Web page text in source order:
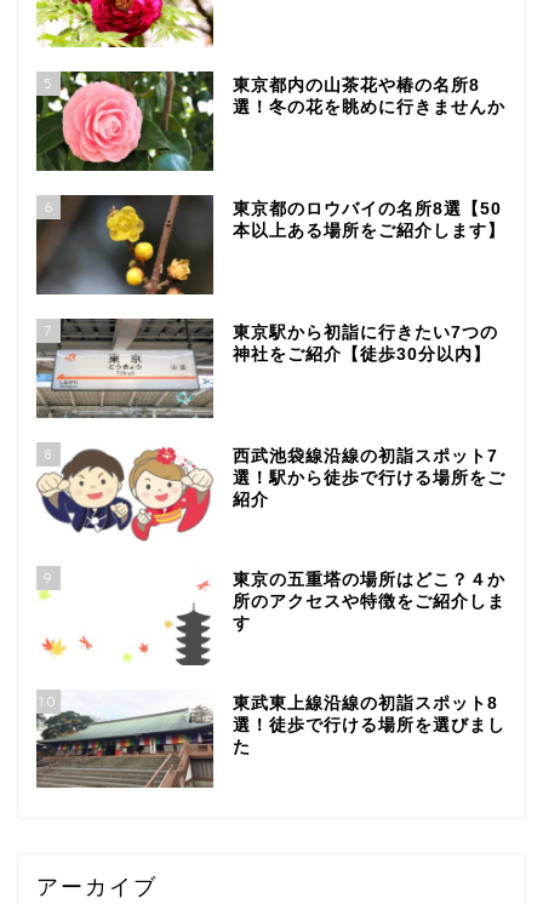
5
東京都内の山茶花や椿の名所8
選！冬の花を眺めに行きませんか
6
東京都のロウバイの名所8選【50
本以上ある場所をご紹介します】
7
東京駅から初詣に行きたい7つの
神社をご紹介【徒歩30分以内】
8
西武池袋線沿線の初詣スポット7
選！駅から徒歩で行ける場所をご
紹介
9
東京の五重塔の場所はどこ？４か
所のアクセスや特徴をご紹介しま
す
10
東武東上線沿線の初詣スポット8
選！徒歩で行ける場所を選びまし
た
アーカイブ